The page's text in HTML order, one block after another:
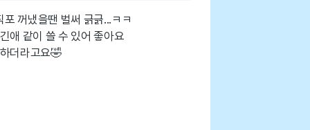
꺼냈을땐 벌써 긁긁...ㅋㅋ
애 같이 쓸 수 있어 좋아요
더라고요🤣